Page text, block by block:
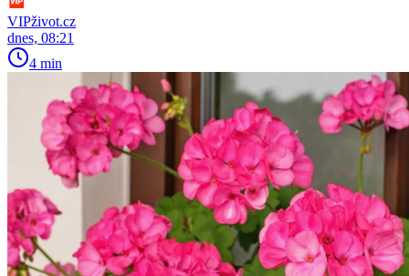
VIPživot.cz
dnes, 08:21
4 min